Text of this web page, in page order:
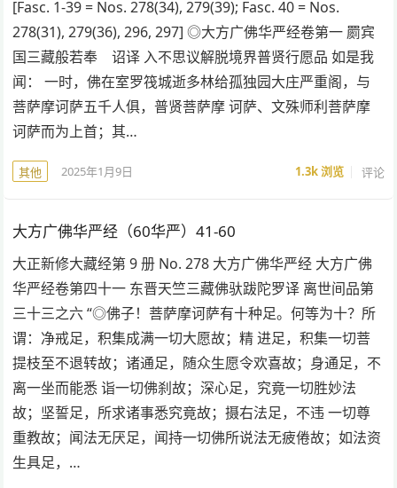
[Fasc. 1-39 = Nos. 278(34), 279(39); Fasc. 40 = Nos.
278(31), 279(36), 296, 297] ◎大方广佛华严经卷第一 罽宾
国三藏般若奉 诏译 入不思议解脱境界普贤行愿品 如是我
闻： 一时，佛在室罗筏城逝多林给孤独园大庄严重阁，与
菩萨摩诃萨五千人俱，普贤菩萨摩 诃萨、文殊师利菩萨摩
诃萨而为上首；其…
其他 2025年1月9日 1.3k浏览 评论
大方广佛华严经（60华严）41-60
大正新修大藏经第 9 册 No. 278 大方广佛华严经 大方广佛
华严经卷第四十一 东晋天竺三藏佛驮跋陀罗译 离世间品第
三十三之六 “◎佛子！菩萨摩诃萨有十种足。何等为十？所
谓：净戒足，积集成满一切大愿故；精 进足，积集一切菩
提枝至不退转故；诸通足，随众生愿令欢喜故；身通足，不
离一坐而能悉 诣一切佛刹故；深心足，究竟一切胜妙法
故；坚誓足，所求诸事悉究竟故；摄右法足，不违 一切尊
重教故；闻法无厌足，闻持一切佛所说法无疲倦故；如法资
生具足，…